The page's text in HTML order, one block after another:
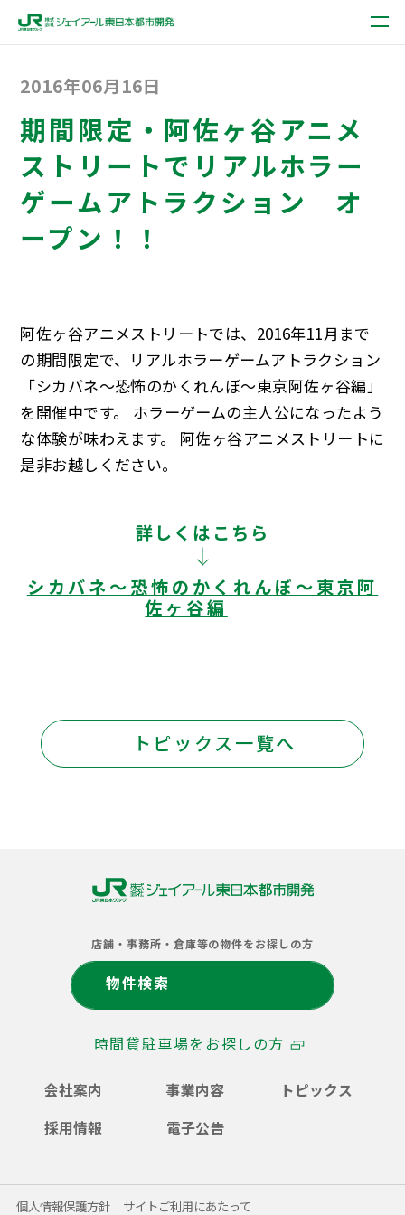
2016年06月16日
期間限定・阿佐ヶ谷アニメ
ストリートでリアルホラー
ゲームアトラクション オ
ープン！！
阿佐ヶ谷アニメストリートでは、2016年11月まで
の期間限定で、リアルホラーゲームアトラクション
「シカバネ～恐怖のかくれんぼ～東京阿佐ヶ谷編」
を開催中です。 ホラーゲームの主人公になったよう
な体験が味わえます。 阿佐ヶ谷アニメストリートに
是非お越しください。
詳しくはこちら
シカバネ～恐怖のかくれんぼ～東京阿
佐ヶ谷編
トピックス一覧へ
会
社
ェ
ア
ル
東
日
本
店舗・事務所・倉庫等の物件をお探しの方
物件検索
時間貸駐車場をお探しの方
会社案内 事業内容
トピックス
採用情報
電子公告
個人情報保護方針 サイトご利用にあたって